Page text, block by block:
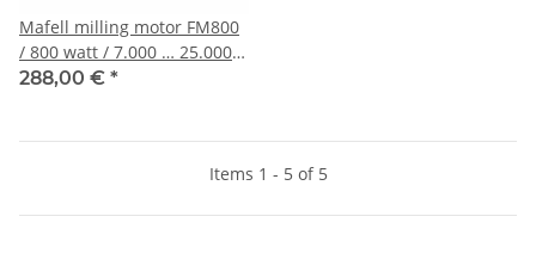
Mafell milling motor FM800
/ 800 watt / 7.000 … 25.0001
/ min
288,00 € *
Items 1 - 5 of 5